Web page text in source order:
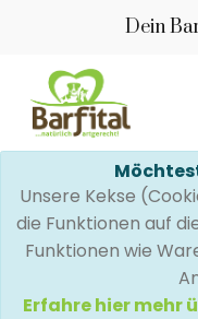
Dein
Unsere Kekse
die Funktionen auf
Funktionen wie
Erfahre hier mehr